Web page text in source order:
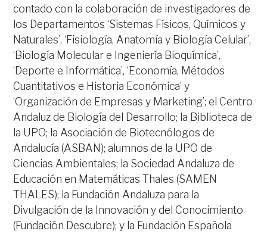
contado con la colaboración de investigadores de
los Departamentos ‘Sistemas Físicos, Químicos y
Naturales’, ‘Fisiología, Anatomía y Biología Celular’,
‘Biología Molecular e Ingeniería Bioquímica’,
‘Deporte e Informática’, ‘Economía, Métodos
Cuantitativos e Historia Económica’ y
‘Organización de Empresas y Marketing’; el Centro
Andaluz de Biología del Desarrollo; la Biblioteca de
la UPO; la Asociación de Biotecnólogos de
Andalucía (ASBAN); alumnos de la UPO de
Ciencias Ambientales; la Sociedad Andaluza de
Educación en Matemáticas Thales (SAMEN
THALES); la Fundación Andaluza para la
Divulgación de la Innovación y del Conocimiento
(Fundación Descubre); y la Fundación Española